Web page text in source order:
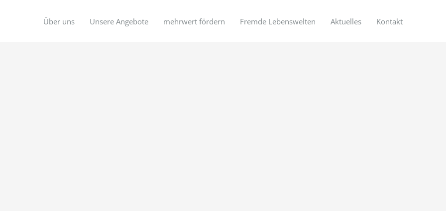
Über uns Unsere Angebote mehrwert fördern Fremde Lebenswelten Aktuelles Kontakt